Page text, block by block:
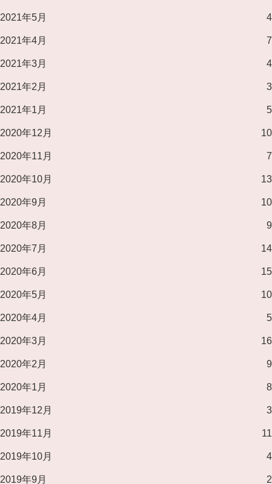
2021年5月 4
2021年4月 7
2021年3月 4
2021年2月 3
2021年1月 5
2020年12月 10
2020年11月 7
2020年10月 13
2020年9月 10
2020年8月 9
2020年7月 14
2020年6月 15
2020年5月 10
2020年4月 5
2020年3月 16
2020年2月 9
2020年1月 8
2019年12月 3
2019年11月 11
2019年10月 4
2019年9月 2